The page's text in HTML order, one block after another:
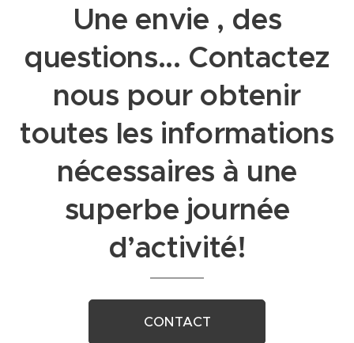
Une envie , des
questions... Contactez
nous pour obtenir
toutes les informations
nécessaires à une
superbe journée
d’activité!
CONTACT